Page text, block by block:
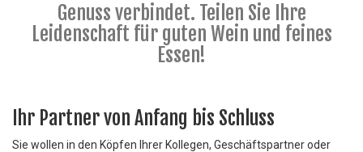
Genuss verbindet. Teilen Sie Ihre
Leidenschaft für guten Wein und feines
Essen!
Ihr Partner von Anfang bis Schluss
Sie wollen in den Köpfen Ihrer Kollegen, Geschäftspartner oder